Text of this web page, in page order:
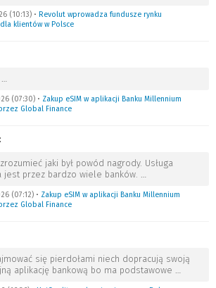
(10:13) • Revolut wprowadza fundusze rynku
klientów w Polsce
(07:30) • Zakup eSIM w aplikacji Banku Millennium
Global Finance
:
jaki był powód nagrody. Usługa
jest przez bardzo wiele banków.
(07:12) • Zakup eSIM w aplikacji Banku Millennium
Global Finance
się pierdołami niech dopracują swoją
aplikację bankową bo ma podstawowe